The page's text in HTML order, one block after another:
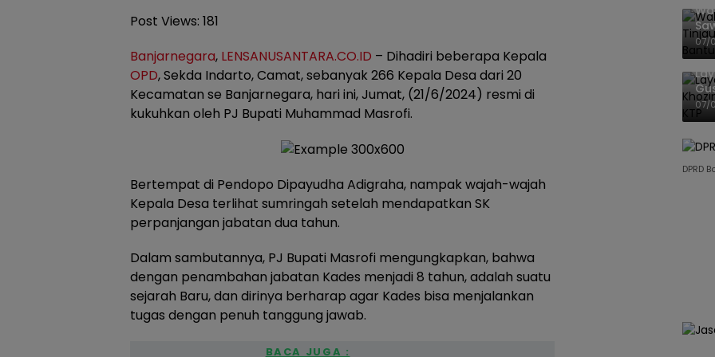
Post Views: 181
Banjarnegara, LENSANUSANTARA.CO.ID – Dihadiri beberapa Kepala
OPD, Sekda Indarto, Camat, sebanyak 266 Kepala Desa dari 20
Kecamatan se Banjarnegara, hari ini, Jumat, (21/6/2024) resmi di
kukuhkan oleh PJ Bupati Muhammad Masrofi.
Bertempat di Pendopo Dipayudha Adigraha, nampak wajah-wajah
Kepala Desa terlihat sumringah setelah mendapatkan SK
perpanjangan jabatan dua tahun.
Dalam sambutannya, PJ Bupati Masrofi mengungkapkan, bahwa
dengan penambahan jabatan Kades menjadi 8 tahun, adalah suatu
sejarah Baru, dan dirinya berharap agar Kades bisa menjalankan
tugas dengan penuh tanggung jawab.
BACA JUGA :
07/
07/
DPRD